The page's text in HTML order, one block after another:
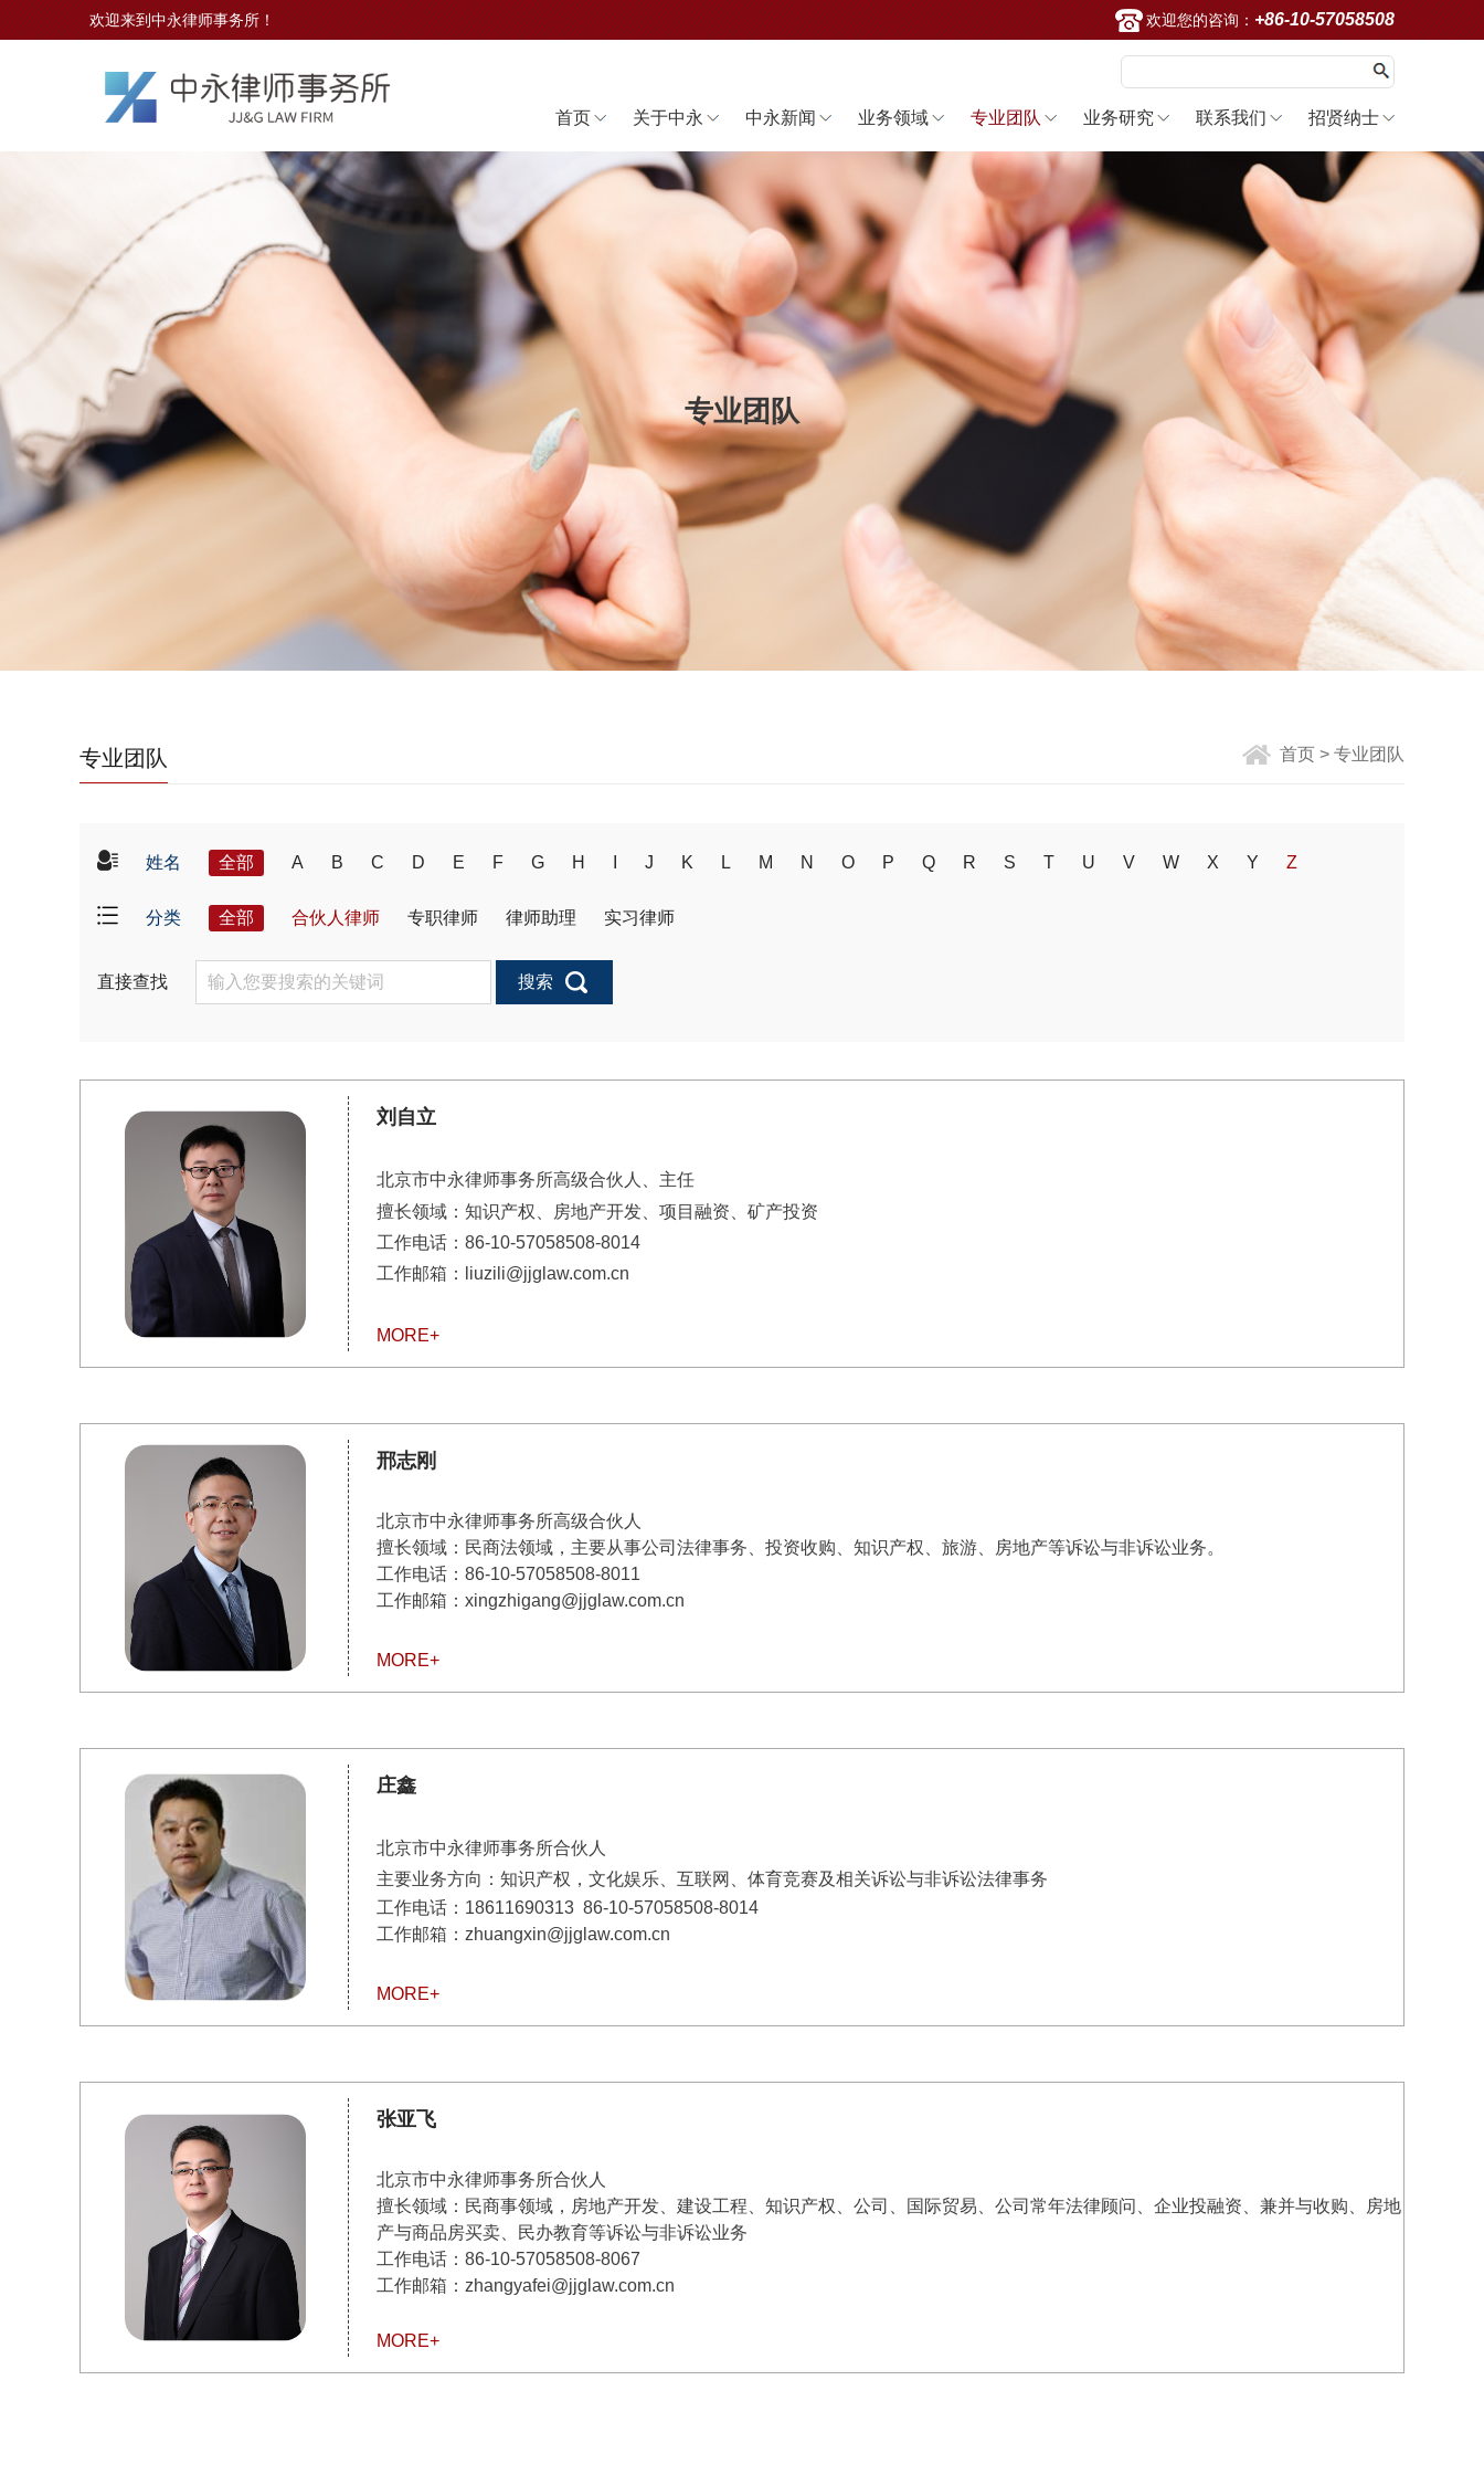
欢迎来到中永律师事务所！ 欢迎您的咨询：+86-10-57058508
首页 关于中永 中永新闻 业务领域 专业团队 业务研究 联系我们 招贤纳士
专业团队
专业团队 首页 > 专业团队
姓名 全部 A B C D E F G H J K L M N O P Q R S T U V W X Y Z
分类 全部 合伙人律师 专职律师 律师助理 实习律师
直接查找 搜索
刘自立
北京市中永律师事务所高级合伙人、主任
擅长领域： 知识产权、房地产开发、项目融资、矿产投资
工作电话： 86-10-57058508-8014
工作邮箱：liuzili@jjglaw.com.cn
MORE+
邢志刚
北京市中永律师事务所高级合伙人
擅长领域：民商法领域，主要从事公司法律事务、投资收购、知识产权、旅游、房地产等诉讼与非诉讼业务。
工作电话： 86-10-57058508-8011
工作邮箱：xingzhigang@jjglaw.com.cn
MORE+
庄鑫
北京市中永律师事务所合伙人
主要业务方向：知识产权，文化娱乐、互联网、体育竞赛及相关诉讼与非诉讼法律事务
工作电话：18611690313 86-10-57058508-8014
工作邮箱：zhuangxin@jjglaw.com.cn
MORE+
张亚飞
北京市中永律师事务所合伙人
擅长领域：民商事领域，房地产开发、建设工程、知识产权、公司、国际贸易、公司常年法律顾问、企业投融资、兼并与收购、房地
产与商品房买卖、民办教育等诉讼与非诉讼业务
工作电话： 86-10-57058508-8067
工作邮箱：zhangyafei@jjglaw.com.cn
MORE+